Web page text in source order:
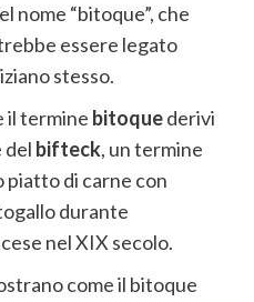
nome “bitoque”, che
essere legato
stesso.
il termine bitoquederivi
del bifteck, un termine
piatto di carne con
durante
nel XIX secolo.
come il bitoque